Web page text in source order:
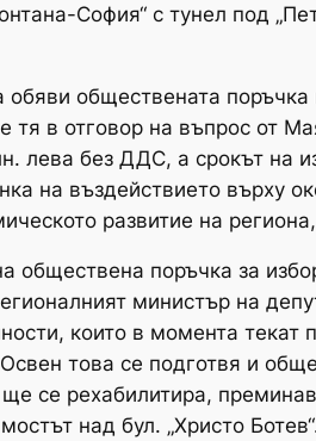
София“ с тунел под
обществената
тя в отговор на въпрос от
лева без ДДС, а срокът на
на въздействието върху
развитие на
обществена поръчка за
министър на
които в момента текат
това се подготвя и
се рехабилитира,
над бул. „Христо